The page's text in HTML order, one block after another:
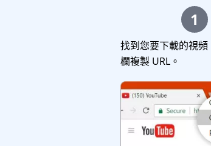
1
找到您要下載的視
欄複製 URL。